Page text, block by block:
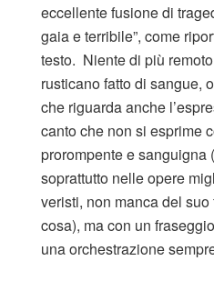
eccellente fusione di
gaia e terribile”, come
testo. Niente di più
rusticano fatto di sangue,
che riguarda anche
canto che non si esprime
prorompente e sanguigna
soprattutto nelle opere
veristi, non manca del
cosa), ma con un
una orchestrazione